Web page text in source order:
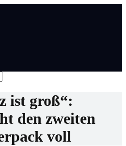
ist groß“:
den zweiten
voll